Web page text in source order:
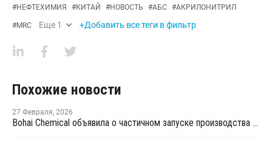
#НЕФТЕХИМИЯ #КИТАЙ #НОВОСТЬ #АБС #АКРИЛОНИТРИЛ
#MRC Еще 1 +Добавить все теги в фильтр
Похожие новости
27 Февраля, 2026
Bohai Chemical объявила о частичном запуске производства акрилатов и суперабсорбирующих полимеров